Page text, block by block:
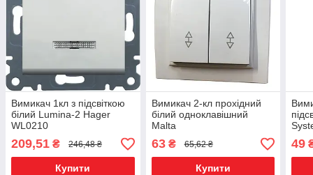
Вимикач 1кл з підсвіткою
білий Lumina-2 Hager
WL0210
209,51 ₴ 246,48 ₴
Купити
Вимикач 2-кл прохідний
білий одноклавішний
Malta
63₴ 65,62 ₴
Купити
49